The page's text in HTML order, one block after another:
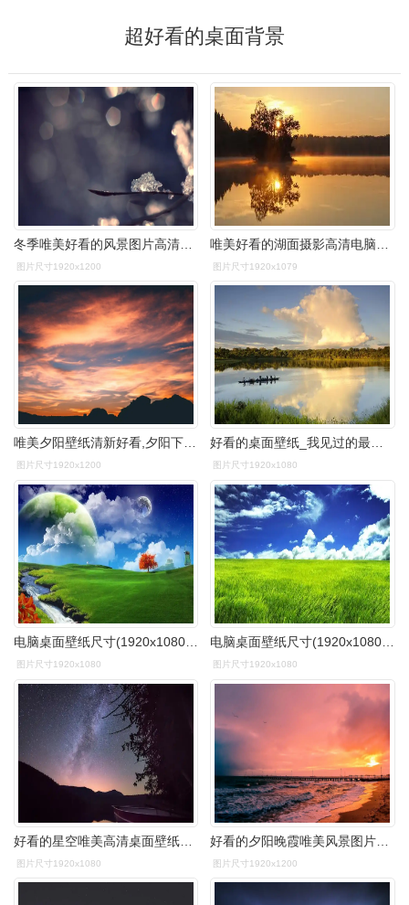
超好看的桌面背景
图片尺寸1920x1200 图片尺寸1920x1079
唯美夕阳壁纸清新好看,夕阳下的一切都被镀了一层金一样,美好极了
图片尺寸1920x1200
好看的桌面壁纸_我见过的最美的景(2)
图片尺寸1920x1080
图片尺寸1920x1080 图片尺寸1920x1080
图片尺寸1920x1080 图片尺寸1920x1200